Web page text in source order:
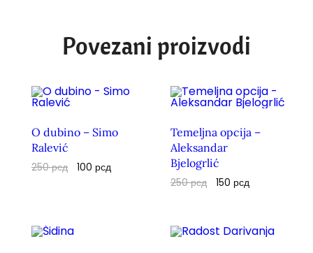
Povezani proizvodi
O dubino – Simo
Ralević
250рсд 100 рсд
Temeljna opcija –
Aleksandar
Bjelogrlić
250рсд 150 рсд